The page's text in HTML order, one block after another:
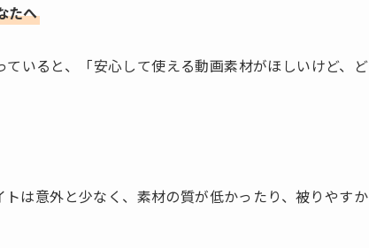
たへ
いると、「安心して使える動画素材がほしいけど、ど
は意外と少なく、素材の質が低かったり、被りやすか